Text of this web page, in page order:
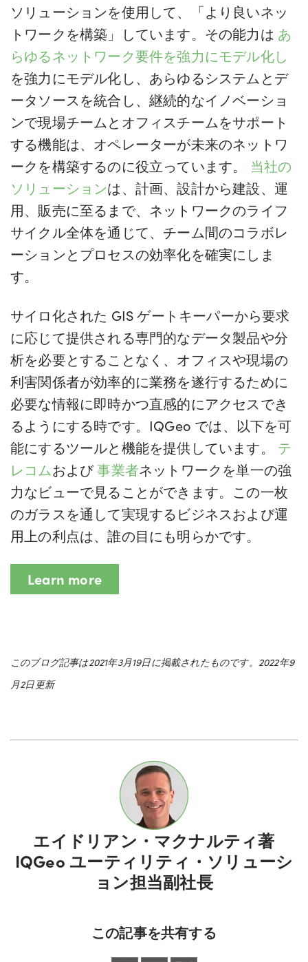
ソリューションを使用して、「より良いネッ
トワークを構築」しています。その能力は あ
らゆるネットワーク要件を強力にモデル化し
を強力にモデル化し、あらゆるシステムとデ
ータソースを統合し、継続的なイノベーショ
ンで現場チームとオフィスチームをサポート
する機能は、オペレーターが未来のネットワ
ークを構築するのに役立っています。 当社の
ソリューションは、計画、設計から建設、運
用、販売に至るまで、ネットワークのライフ
サイクル全体を通じて、チーム間のコラボレ
ーションとプロセスの効率化を確実にしま
す。
サイロ化された GIS ゲートキーパーから要求
に応じて提供される専門的なデータ製品や分
析を必要とすることなく、オフィスや現場の
利害関係者が効率的に業務を遂行するために
必要な情報に即時かつ直感的にアクセスでき
るようにする時です。IQGeo では、以下を可
能にするツールと機能を提供しています。 テ
レコムおよび事業者ネットワークを単一の強
力なビューで見ることができます。この一枚
のガラスを通して実現するビジネスおよび運
用上の利点は、誰の目にも明らかです。
Learn more
このブログ記事は2021年3月19日に掲載されたものです。2022年9
月2日更新
エイドリアン・マクナルティ著
IQGeo ユーティリティ・ソリューシ
ョン担当副社長
この記事を共有する